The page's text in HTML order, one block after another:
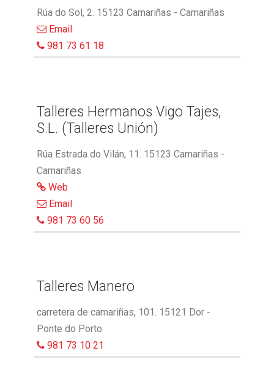
Rúa do Sol, 2. 15123 Camariñas - Camariñas
Email
981 73 61 18
Talleres Hermanos Vigo Tajes,
S.L. (Talleres Unión)
Rúa Estrada do Vilán, 11. 15123 Camariñas -
Camariñas
Web
Email
981 73 60 56
Talleres Manero
carretera de camariñas, 101. 15121 Dor -
Ponte do Porto
981 73 10 21